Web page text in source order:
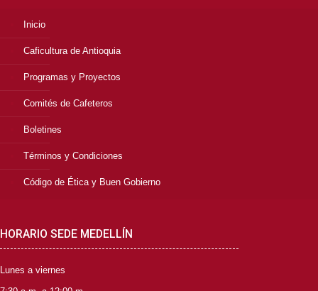
Inicio
Caficultura de Antioquia
Programas y Proyectos
Comités de Cafeteros
Boletines
Términos y Condiciones
Código de Ética y Buen Gobierno
HORARIO SEDE MEDELLÍN
Lunes a viernes